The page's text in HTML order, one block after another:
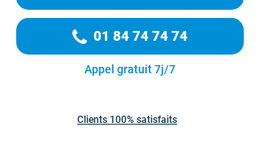
01 84 74 74 74
Appel gratuit 7j/7
Clients 100% satisfaits